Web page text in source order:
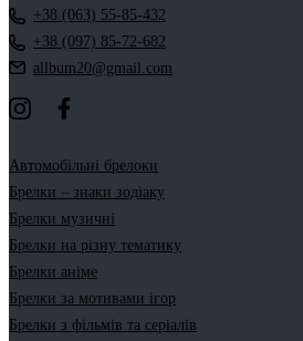
+38 (063) 55-85-432
+38 (097) 85-72-682
allbum20@gmail.com
Автомобільні брелоки
Брелки – знаки зодіаку
Брелки музичні
Брелки на різну тематику
Брелки аніме
Брелки за мотивами ігор
Брелки з фільмів та серіалів